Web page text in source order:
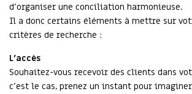
d’organiser une conciliation harmonieuse.
Il a donc certains éléments à mettre sur
critères de recherche :
L’accès
Souhaitez-vous recevoir des clients dans
c’est le cas, prenez un instant pour